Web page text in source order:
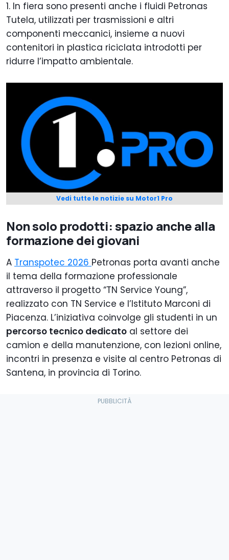
1. In fiera sono presenti anche i fluidi Petronas
Tutela, utilizzati per trasmissioni e altri
componenti meccanici, insieme a nuovi
contenitori in plastica riciclata introdotti per
ridurre l’impatto ambientale.
Vedi tutte le notizie su Motor1 Pro
Non solo prodotti: spazio anche alla
formazione dei giovani
A Transpotec 2026 Petronas porta avanti anche
il tema della formazione professionale
attraverso il progetto “TN Service Young”,
realizzato con TN Service e l’Istituto Marconi di
Piacenza. L’iniziativa coinvolge gli studenti in un
percorso tecnico dedicato al settore dei
camion e della manutenzione, con lezioni online,
incontri in presenza e visite al centro Petronas di
Santena, in provincia di Torino.